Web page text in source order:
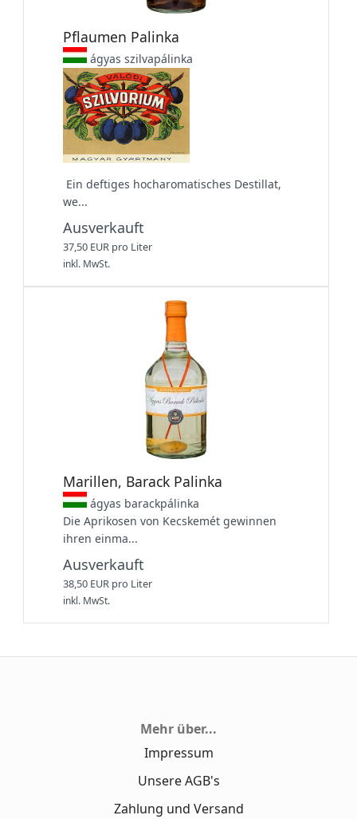
Pflaumen Palinka
ágyas szilvapálinka
Ein deftiges hocharomatisches Destillat,
we...
Ausverkauft
37,50 EUR pro Liter
inkl. MwSt.
Marillen, Barack Palinka
ágyas barackpálinka
Die Aprikosen von Kecskemét gewinnen
ihren einma...
Ausverkauft
38,50 EUR pro Liter
inkl. MwSt.
Mehr über...
Impressum
Unsere AGB's
Zahlung und Versand